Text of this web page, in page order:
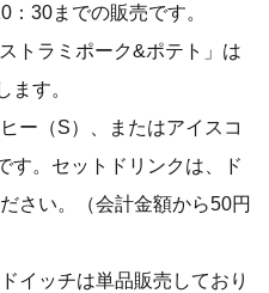
30までの販売です。
トラミポーク&ポテト」は
す。
ー（S）、またはアイスコ
す。セットドリンクは、ド
さい。（会計金額から50円
イッチは単品販売しており